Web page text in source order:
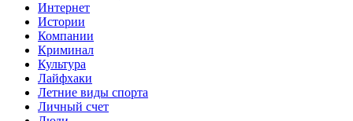
Интернет
Истории
Компании
Криминал
Культура
Лайфхаки
Летние виды спорта
Личный счет